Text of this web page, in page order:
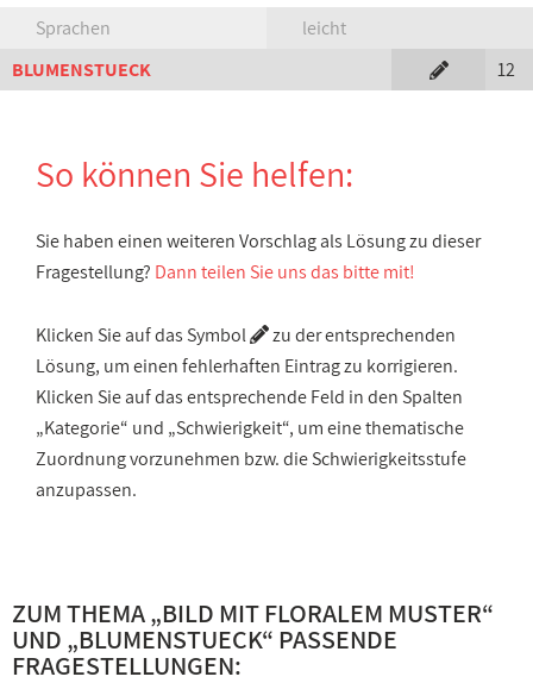
Sprachen
leicht
BLUMENSTUECK
12
So können Sie helfen:
Sie haben einen weiteren Vorschlag als Lösung zu dieser
Fragestellung? Dann teilen Sie uns das bitte mit!
Klicken Sie auf das Symbol
zu der entsprechenden
Lösung, um einen fehlerhaften Eintrag zu korrigieren.
Klicken Sie auf das entsprechende Feld in den Spalten
„Kategorie“ und „Schwierigkeit“, um eine thematische
Zuordnung vorzunehmen bzw. die Schwierigkeitsstufe
anzupassen.
ZUM THEMA „BILD MIT FLORALEM MUSTER“
UND „BLUMENSTUECK“ PASSENDE
FRAGESTELLUNGEN: